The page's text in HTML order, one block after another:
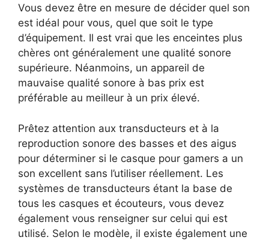
Vous devez être en mesure de décider quel son
est idéal pour vous, quel que soit le type
d’équipement. Il est vrai que les enceintes plus
chères ont généralement une qualité sonore
supérieure. Néanmoins, un appareil de
mauvaise qualité sonore à bas prix est
préférable au meilleur à un prix élevé.
Prêtez attention aux transducteurs et à la
reproduction sonore des basses et des aigus
pour déterminer si le casque pour gamers a un
son excellent sans l’utiliser réellement. Les
systèmes de transducteurs étant la base de
tous les casques et écouteurs, vous devez
également vous renseigner sur celui qui est
utilisé. Selon le modèle, il existe également une